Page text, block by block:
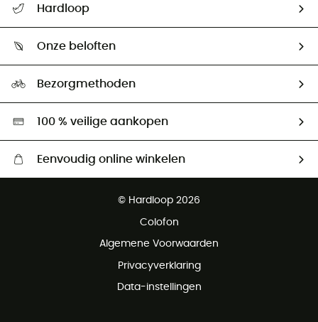
Retourzendingen & Terugbetalingen
Hardloop
Ambassadeurs
Onze beloften
Hardgreen
Bezorgmethoden
100 % veilige aankopen
Eenvoudig online winkelen
Gratis retourneren binnen 100 dagen
© Hardloop 2026
Colofon
Algemene Voorwaarden
Privacyverklaring
Data-instellingen